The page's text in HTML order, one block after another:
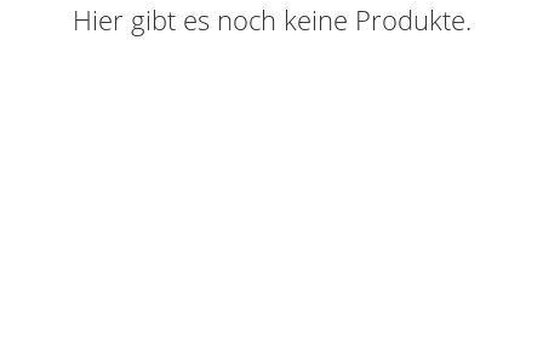
Hier gibt es noch keine Produkte.